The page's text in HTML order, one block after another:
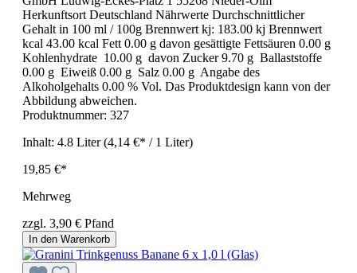
Herkunftsort Deutschland Nährwerte Durchschnittlicher
Gehalt in 100 ml / 100g Brennwert kj: 183.00 kj Brennwert
kcal 43.00 kcal Fett 0.00 g davon gesättigte Fettsäuren 0.00 g
Kohlenhydrate 10.00 g davon Zucker 9.70 g Ballaststoffe
0.00 g Eiweiß 0.00 g Salz 0.00 g Angabe des
Alkoholgehalts 0.00 % Vol. Das Produktdesign kann von der
Abbildung abweichen.
Produktnummer: 327
Inhalt: 4.8 Liter(4,14 €* / 1 Liter)
19,85 €*
Mehrweg
zzgl. 3,90 € Pfand
In den Warenkorb